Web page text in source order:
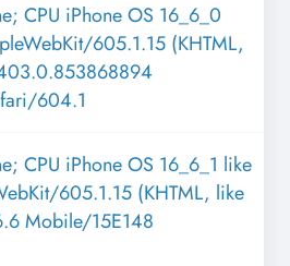
CPU iPhone OS 16_6_0
605.1.15 (KHTML,
604.1
CPU iPhone OS 16_6_1 like
605.1.15 (KHTML, like
Mobile/15E148